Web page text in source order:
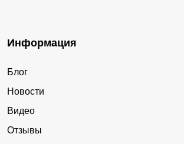
Информация
Блог
Новости
Видео
Отзывы